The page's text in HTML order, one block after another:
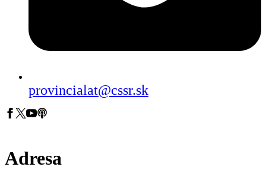
provincialat@cssr.sk
Adresa